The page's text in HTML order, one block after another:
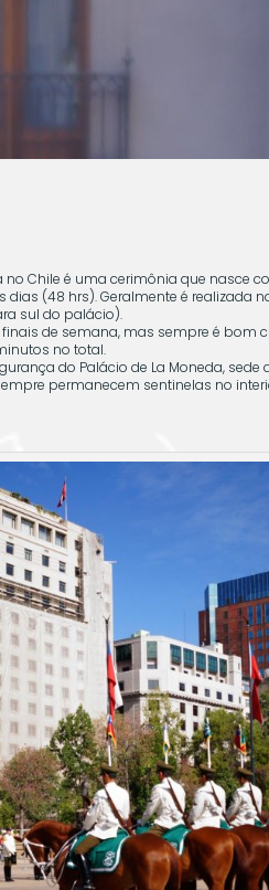
Chile é uma cerimônia que nasce
dias (48 hrs). Geralmente é realizada
sul do palácio).
de semana, mas sempre é bom
no total.
do Palácio de La Moneda,
permanecem sentinelas no